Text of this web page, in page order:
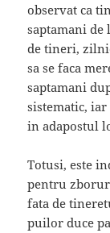
observat ca
saptamani
de tineri,
sa se faca
saptamani
sistematic,
in adapostul
Totusi, este
pentru
fata de
puilor duce